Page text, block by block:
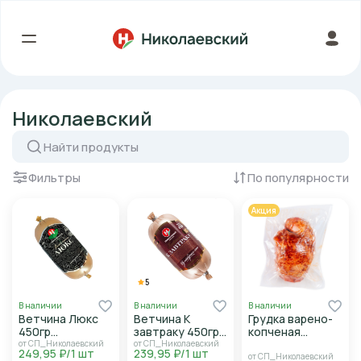
Николаевский
Фильтры По популярности
В наличии
Ветчина Люкс
450гр
Николаевский
от СП_Николаевский
249,95 ₽/1 шт
5
В наличии
Ветчина К
завтраку 450гр
Николаевский
от СП_Николаевский
239,95 ₽/1 шт
Акция
В наличии
Грудка варено-
копченая
Николаевский
от СП_Николаевский